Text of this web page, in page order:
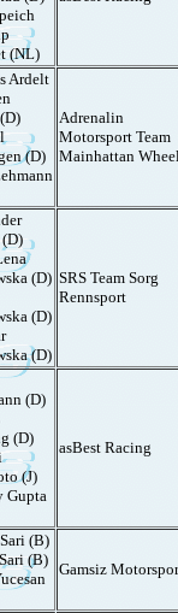
(NL)
Ardelt
(D)
Adrenalin
Motorsport Team
Mainhattan
(D)
(D)
(D)
SRS Team Sorg
Rennsport
(D)
(D)
(J)
Gupta
asBest Racing
(B)
(B)
Gamsiz